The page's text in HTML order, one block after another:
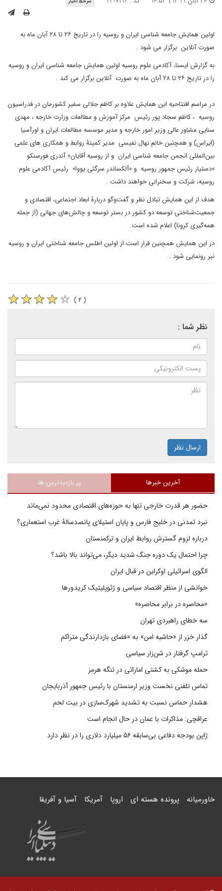
اولین همایش جامعه شناسی ایران و روسیه را در تاریخ ۲۶ تا ۲۸ آبان ماه به
صورت آنلاین برگزار می شود .
به گزارش ایسنا، آکادمی علوم روسیه اولین همایش جامعه شناسی ایران و روسیه
را در تاریخ ۲۶ تا ۲۸ آبان ماه به صورت آنلاین برگزار می کند .
در مراسم افتتاحیه این همایش علاوه بر کاظم جلالی سفیر کشورمان در فدراسیون
روسیه ، کاظم سجاد پور رئیس مرکز آموزش و مطالعات وزارت خارجه ، مهدی
سنایی مشاور عالی وزیر امور خارجه و مدیر موسسه مطالعات ایران و اورآسیا
(ایراس) و همچنین خانم نهال نفیسی مدیر کمیتۀ روابط و همکاری­ های علمی
بین‌المللی انجمن جامعه شناسی ایران و از روسیه آقایان« آندری فورسنکو
»دستیار رئیس جمهور روسیه و «آلکساندر سرگئی یووا» رئیس آکادمی علوم
روسیه، شرکت و سخنرانی خواهند داشت .
هدف از این همایش تبادل نظر و گفت‌وگو دربارۀ ابعاد اجتماعی، اقتصادی و
جمعیت‌­شناختی توسعه دو کشور در بستر توسعه و چالش‌های جهانی (از جمله
همه­‌گیری کرونا) اعلام شده است.
در این همایش همچنین قرار است از اولین اطلس جامعه شناختی ایران و روسیه
نیر رونمایی شود .
( ۲ )
نظر شما :
ارسال نظر
آخرین خبرها پر بازدیدترین ها
حضور هر قدرت خارجی تنها به حوزه‌های اقتصادی محدود نمی‌ماند
نبرد تمدنی در خلیج فارس و پایان استیلای پانصدسالۀ غرب استعماری؟
درباره لزوم گسترش روابط ایران و ترکمنستان
چرا احتمال یک دوره جنگ شدید دیگر، می‌تواند بالا باشد؟
الگوی اسرائیلی اوکراین در قبال ایران
خوانشی از منظر اقتصاد سیاسی و ژئوپلیتیک کریدورها
«محاصره در برابر محاصره»
سه خطای راهبردی تهران
گذار خزر از «حاشیه امن» به «فضای بازدارندگی متراکم
ترامپ گرفتار در شن‌زار سیاسی
حمله موشکی به کشتی اماراتی در تنگه هرمز
تماس تلفنی نخست وزیر ارمنستان با رئیس جمهور آذربایجان
هشدار حماس نسبت به تشدید شهرک‌سازی در بیت‌ لحم
عراقچی: مذاکرات با عمان در حال انجام است
ژاپن بودجه دفاعی بی‌سابقه ۵۶ میلیارد دلاری را در نظر دارد
خاورمیانه پرونده هسته ای اروپا آمریکا آسیا و آفریقا